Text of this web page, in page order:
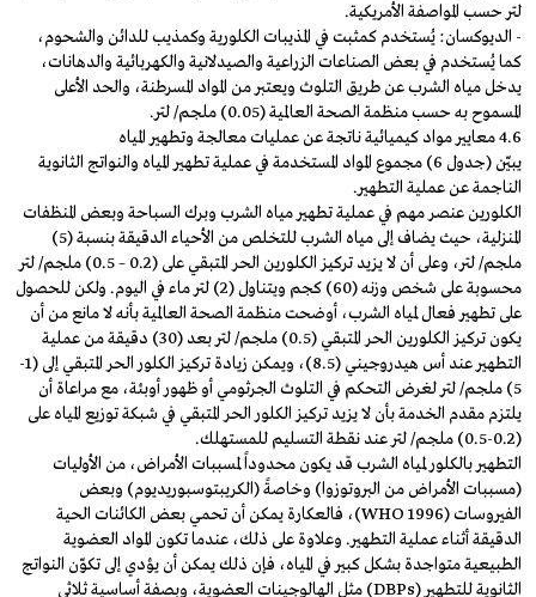
لتر حسب المواصفة الأمريكية.
- الديوكسان: يُستخدم كمثبت في المذيبات الكلورية وكمذيب للدائن والشحوم،
كما يُستخدم في بعض الصناعات الزراعية والصيدلانية والكهربائية والدهانات،
يدخل مياه الشرب عن طريق التلوث ويعتبر من المواد المسرطنة، والحد الأعلى
المسموح به حسب منظمة الصحة العالمية (0.05) ملجم/ لتر.
4.6 معايير مواد كيميائية ناتجة عن عمليات معالجة وتطهير المياه
يبيّن (جدول 6) مجموع المواد المستخدمة في عملية تطهير المياه والنواتج الثانوية
الناجمة عن عملية التطهير.
الكلورين عنصر مهم في عملية تطهير مياه الشرب وبرك السباحة وبعض المنظفات
المنزلية، حيث يضاف إلى مياه الشرب للتخلص من الأحياء الدقيقة بنسبة (5)
ملجم/ لتر، وعلى أن لا يزيد تركيز الكلورين الحر المتبقي على (0.2 – 0.5) ملجم/ لتر
محسوبة على شخص وزنه (60) كجم ويتناول (2) لتر ماء في اليوم. ولكن للحصول
على تطهير فعال لمياه الشرب، أوضحت منظمة الصحة العالمية بأنه لا مانع من أن
يكون تركيز الكلورين الحر المتبقي (0.5) ملجم/ لتر بعد (30) دقيقة من عملية
التطهير عند أس هيدروجيني (8.5)، ويمكن زيادة تركيز الكلور الحر المتبقي إلى (1-
5) ملجم/ لتر لغرض التحكم في التلوث الجرثومي أو ظهور أوبئة، مع مراعاة أن
يلتزم مقدم الخدمة بأن لا يزيد تركيز الكلور الحر المتبقي في شبكة توزيع المياه على
(0.2-0.5) ملجم/ لتر عند نقطة التسليم للمستهلك.
التطهير بالكلور لمياه الشرب قد يكون محدوداً لمسببات الأمراض، من الأوليات
(مسببات الأمراض من البروتوزوا) وخاصةً (الكريبتوسبوريديوم) وبعض
الفيروسات (WHO 1996)، فالعكارة يمكن أن تحمي بعض الكائنات الحية
الدقيقة أثناء عملية التطهير. وعلاوة على ذلك، عندما تكون المواد العضوية
الطبيعية متواجدة بشكل كبير في المياه، فإن ذلك يمكن أن يؤدي إلى تكوّن النواتج
الثانوية للتطهير (DBPs) مثل الهالوجينات العضوية، وبصفة أساسية ثلاثي